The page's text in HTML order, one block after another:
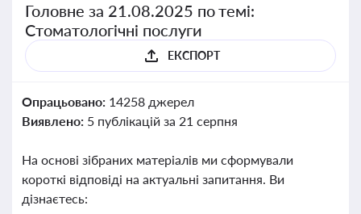
Головне за 21.08.2025 по темі:
Стоматологічні послуги
ЕКСПОРТ
Опрацьовано: 14258 джерел
Виявлено: 5 публікацій за 21 серпня
На основі зібраних матеріалів ми сформували
короткі відповіді на актуальні запитання. Ви
дізнаєтесь: